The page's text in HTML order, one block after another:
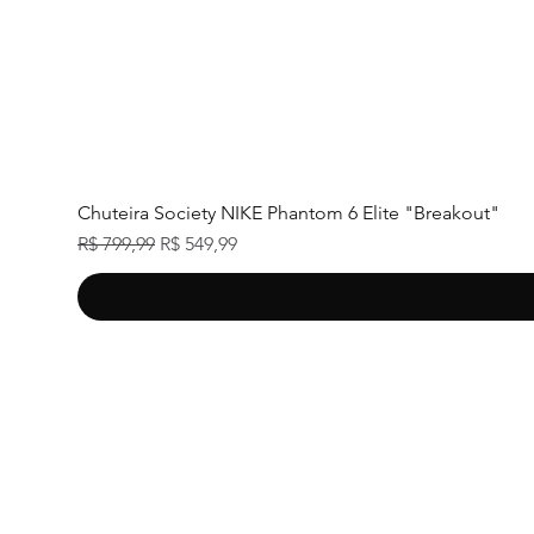
Chuteira Society NIKE Phantom 6 Elite "Breakout"
Preço normal
R$ 799,99 Preço promocional
R$ 549,99